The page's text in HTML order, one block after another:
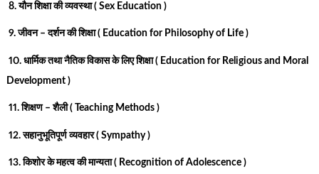
8. यौन शिक्षा की व्यवस्था ( Sex Education )
9. जीवन – दर्शन की शिक्षा ( Education for Philosophy of Life )
10. धार्मिक तथा नैतिक विकास के लिए शिक्षा ( Education for Religious and Moral
Development )
11. शिक्षण – शैली ( Teaching Methods )
12. सहानुभूतिपूर्ण व्यवहार ( Sympathy )
13. किशोर के महत्व की मान्यता ( Recognition of Adolescence )